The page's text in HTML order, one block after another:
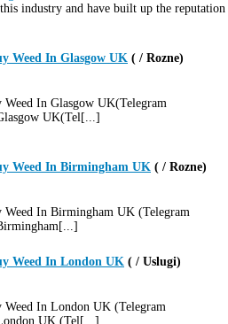
industry and have built up the reputation
Weed In Glasgow UK ( / Rozne)
In Glasgow UK(Telegram
UK(Tel[...]
Weed In Birmingham UK ( / Rozne)
In Birmingham UK (Telegram
Weed In London UK ( / Uslugi)
In London UK (Telegram
UK (Tel[...]